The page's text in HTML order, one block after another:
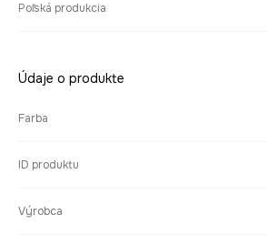
Poľská produkcia
Údaje o produkte
Farba
ID produktu
Výrobca